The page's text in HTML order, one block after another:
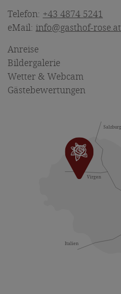
Telefon: +43 4874 5241
eMail: info@gasthof-rose.at
Anreise
Bildergalerie
Wetter & Webcam
Gästebewertungen